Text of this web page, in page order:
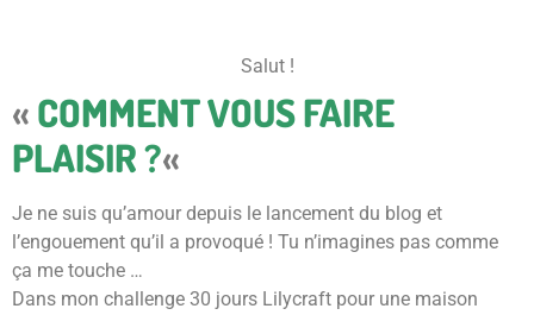
Salut !
«COMMENT VOUS FAIRE
PLAISIR ?«
Je ne suis qu’amour depuis le lancement du blog et
l’engouement qu’il a provoqué ! Tu n’imagines pas comme
ça me touche …
Dans mon challenge 30 jours Lilycraft pour une maison